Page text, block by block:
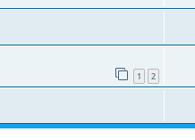
1 2